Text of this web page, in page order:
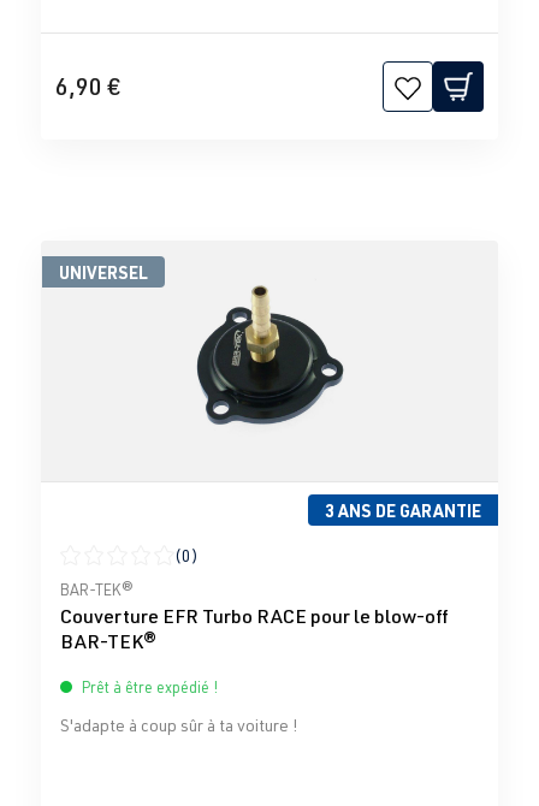
6,90 €
UNIVERSEL
3 ANS DE GARANTIE
Note moyenne de 0 sur 5 étoiles
(0)
BAR-TEK®
Couverture EFR Turbo RACE pour le blow-off
BAR-TEK®
Prêt à être expédié !
S'adapte à coup sûr à ta voiture !